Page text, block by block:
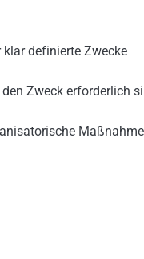
definierte Zwecke
Zweck erforderlich